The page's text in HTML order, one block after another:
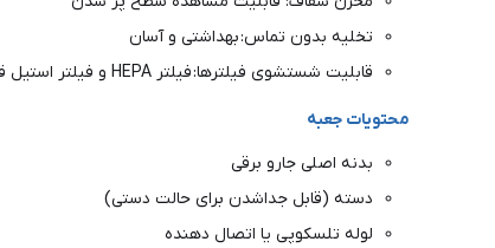
تخلیه بدون تماس: بهداشتی و آسان
قابلیت شستشوی فیلترها: فیلتر HEPA و فیلتر استیل قابل شستشو هستند (پیش از شستشو دفترچه راهنما را مطالعه کنید)
محتویات جعبه
بدنه اصلی جارو برقی
دسته (قابل جداشدن برای حالت دستی)
لوله تلسکوپی یا اتصال دهنده